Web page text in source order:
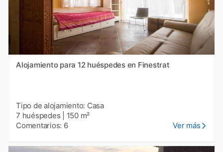
Alojamiento para 12 huéspedes en Finestrat
Tipo de alojamiento: Casa
7 huéspedes
150 m²
Comentarios: 6
Ver más